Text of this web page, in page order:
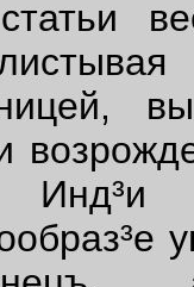
Инд³и